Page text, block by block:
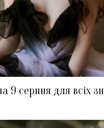
9 серпня для всіх